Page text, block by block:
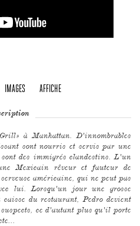
IMAGES AFFICHE
à Manhattan. D'innombrables
sont nourris et servis par une
sont des immigrés clandestins. L'un
Mexicain rêveur et fauteur de
américaine, qui ne peut pas
lui. Lorsqu'un jour une grosse
caisse du restaurant, Pedro devient
ce d'autant plus qu'il porte